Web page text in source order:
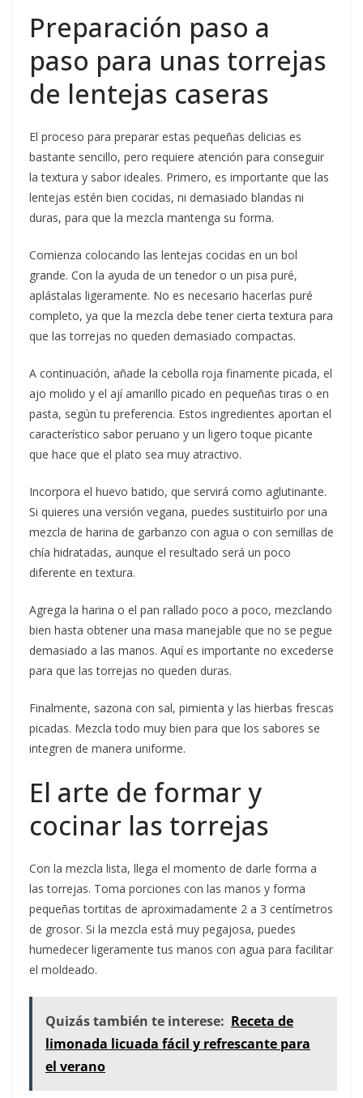
Preparación paso a
paso para unas torrejas
de lentejas caseras
El proceso para preparar estas pequeñas delicias es
bastante sencillo, pero requiere atención para conseguir
la textura y sabor ideales. Primero, es importante que las
lentejas estén bien cocidas, ni demasiado blandas ni
duras, para que la mezcla mantenga su forma.
Comienza colocando las lentejas cocidas en un bol
grande. Con la ayuda de un tenedor o un pisa puré,
aplástalas ligeramente. No es necesario hacerlas puré
completo, ya que la mezcla debe tener cierta textura para
que las torrejas no queden demasiado compactas.
A continuación, añade la cebolla roja finamente picada, el
ajo molido y el ají amarillo picado en pequeñas tiras o en
pasta, según tu preferencia. Estos ingredientes aportan el
característico sabor peruano y un ligero toque picante
que hace que el plato sea muy atractivo.
Incorpora el huevo batido, que servirá como aglutinante.
Si quieres una versión vegana, puedes sustituirlo por una
mezcla de harina de garbanzo con agua o con semillas de
chía hidratadas, aunque el resultado será un poco
diferente en textura.
Agrega la harina o el pan rallado poco a poco, mezclando
bien hasta obtener una masa manejable que no se pegue
demasiado a las manos. Aquí es importante no excederse
para que las torrejas no queden duras.
Finalmente, sazona con sal, pimienta y las hierbas frescas
picadas. Mezcla todo muy bien para que los sabores se
integren de manera uniforme.
El arte de formar y
cocinar las torrejas
Con la mezcla lista, llega el momento de darle forma a
las torrejas. Toma porciones con las manos y forma
pequeñas tortitas de aproximadamente 2 a 3 centímetros
de grosor. Si la mezcla está muy pegajosa, puedes
humedecer ligeramente tus manos con agua para facilitar
el moldeado.
Quizás también te interese: Receta de
limonada licuada fácil y refrescante para
el verano